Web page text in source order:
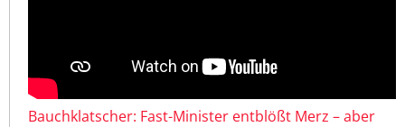
Bauchklatscher: Fast-Minister entblößt Merz – aber